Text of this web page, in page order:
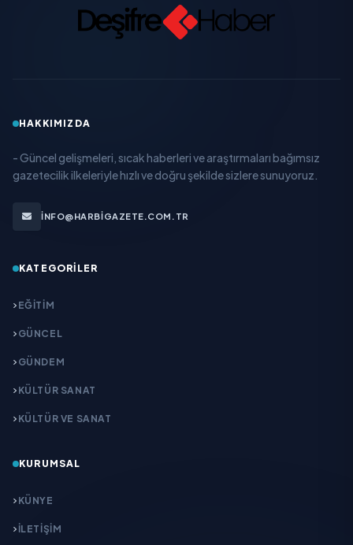
HAKKIMIZDA
- Güncel gelişmeleri, sıcak haberleri ve araştırmaları bağımsız
gazetecilik ilkeleriyle hızlı ve doğru şekilde sizlere sunuyoruz.
INFO@HARBIGAZETE.COM.TR
KATEGORILER
EĞITIM
GÜNCEL
GÜNDEM
KÜLTÜR SANAT
KÜLTÜR VE SANAT
KURUMSAL
KÜNYE
İLETIŞIM